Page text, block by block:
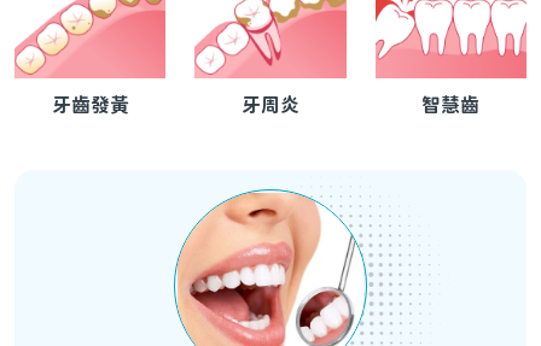
牙齒發黃 牙周炎 智慧齒